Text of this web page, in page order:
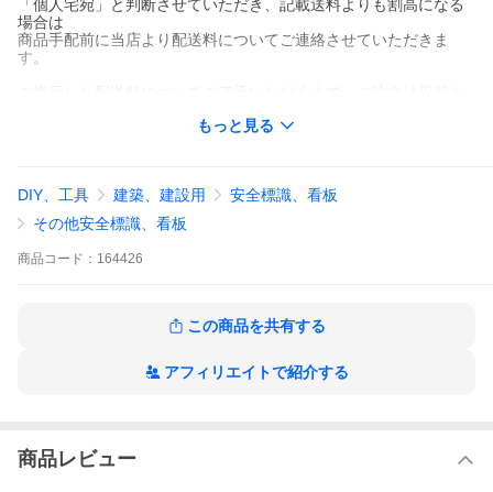
「個人宅宛」と判断させていただき、記載送料よりも割高になる
場合は
商品手配前に当店より配送料についてご連絡させていただきま
す。
------------------------------------
東京電力様が商標登録されている「CHARGING POINT」マークの
商品は自社ECサイトで取り扱っております。
下記URLよりお越しください。
※外部サイト（自社ECサイト：サインシティ）へ移動します。
商品仕様
W445×H445mm
メディア貼り+ラミネートフィルム
ア
ラミネートフィルム
UVカット機能があるので色褪せを防ぎま
もっと見る
DIY、工具 建築、建設用
安全標識、看板
その他安全標識、看板
商品 コード： 164426
この商品を共有する
アフィリエイトで紹介する
商品レビュー